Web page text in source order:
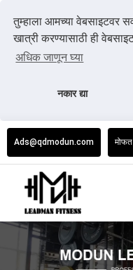
तुम्हाला आमच्या वेबसाइटवर
खात्री करण्यासाठी ही
अधिक जाणून घ्या
नकार द्या
Ads@qdmodun.com मोफत